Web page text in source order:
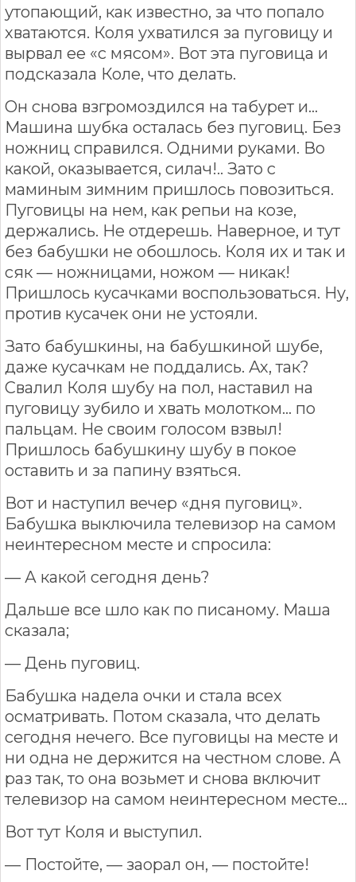
утопающий, как известно, за что попало
хватаются. Коля ухватился за пуговицу и
вырвал ее «с мясом». Вот эта пуговица и
подсказала Коле, что делать.
Он снова взгромоздился на табурет и…
Машина шубка осталась без пуговиц. Без
ножниц справился. Одними руками. Во
какой, оказывается, силач!.. Зато с
маминым зимним пришлось повозиться.
Пуговицы на нем, как репьи на козе,
держались. Не отдерешь. Наверное, и тут
без бабушки не обошлось. Коля их и так и
сяк — ножницами, ножом — никак!
Пришлось кусачками воспользоваться. Ну,
против кусачек они не устояли.
Зато бабушкины, на бабушкиной шубе,
даже кусачкам не поддались. Ах, так?
Свалил Коля шубу на пол, наставил на
пуговицу зубило и хвать молотком… по
пальцам. Не своим голосом взвыл!
Пришлось бабушкину шубу в покое
оставить и за папину взяться.
Вот и наступил вечер «дня пуговиц».
Бабушка выключила телевизор на самом
неинтересном месте и спросила:
— А какой сегодня день?
Дальше все шло как по писаному. Маша
сказала;
— День пуговиц.
Бабушка надела очки и стала всех
осматривать. Потом сказала, что делать
сегодня нечего. Все пуговицы на месте и
ни одна не держится на честном слове. А
раз так, то она возьмет и снова включит
телевизор на самом неинтересном месте…
Вот тут Коля и выступил.
— Постойте, — заорал он, — постойте!